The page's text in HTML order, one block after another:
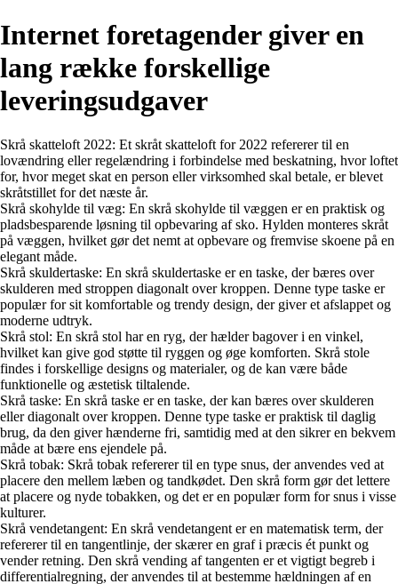
Internet foretagender giver en
lang række forskellige
leveringsudgaver
Skrå skatteloft 2022: Et skråt skatteloft for 2022 refererer til en
lovændring eller regelændring i forbindelse med beskatning, hvor loftet
for, hvor meget skat en person eller virksomhed skal betale, er blevet
skråtstillet for det næste år.
Skrå skohylde til væg: En skrå skohylde til væggen er en praktisk og
pladsbesparende løsning til opbevaring af sko. Hylden monteres skråt
på væggen, hvilket gør det nemt at opbevare og fremvise skoene på en
elegant måde.
Skrå skuldertaske: En skrå skuldertaske er en taske, der bæres over
skulderen med stroppen diagonalt over kroppen. Denne type taske er
populær for sit komfortable og trendy design, der giver et afslappet og
moderne udtryk.
Skrå stol: En skrå stol har en ryg, der hælder bagover i en vinkel,
hvilket kan give god støtte til ryggen og øge komforten. Skrå stole
findes i forskellige designs og materialer, og de kan være både
funktionelle og æstetisk tiltalende.
Skrå taske: En skrå taske er en taske, der kan bæres over skulderen
eller diagonalt over kroppen. Denne type taske er praktisk til daglig
brug, da den giver hænderne fri, samtidig med at den sikrer en bekvem
måde at bære ens ejendele på.
Skrå tobak: Skrå tobak refererer til en type snus, der anvendes ved at
placere den mellem læben og tandkødet. Den skrå form gør det lettere
at placere og nyde tobakken, og det er en populær form for snus i visse
kulturer.
Skrå vendetangent: En skrå vendetangent er en matematisk term, der
refererer til en tangentlinje, der skærer en graf i præcis ét punkt og
vender retning. Den skrå vending af tangenten er et vigtigt begreb i
differentialregning, der anvendes til at bestemme hældningen af en